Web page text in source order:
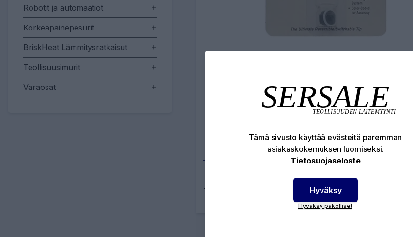
Robotit ja automaatiot
Korkeapainepesurit
BriskHeat Lämmitysratkaisut
Teollisuusimurit
Varaosat
Tuotekuvaus Tekniset edut
Tuotenumero:
Tämä sivusto käyttää evästeitä paremman
asiakaskokemuksen luomiseksi.
Tietosuojaseloste
Hyväksy
Hyväksy pakolliset